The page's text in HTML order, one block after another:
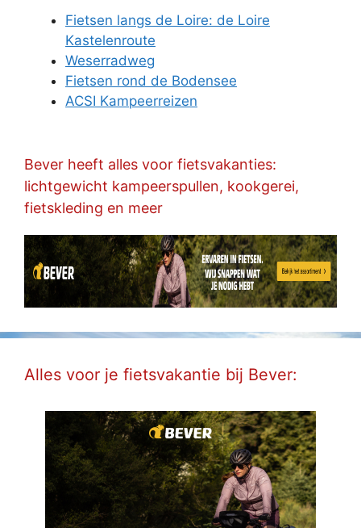
Fietsen langs de Loire: de Loire
Kastelenroute
Weserradweg
Fietsen rond de Bodensee
ACSI Kampeerreizen
Bever heeft alles voor fietsvakanties:
lichtgewicht kampeerspullen, kookgerei,
fietskleding en meer
Alles voor je fietsvakantie bij Bever: